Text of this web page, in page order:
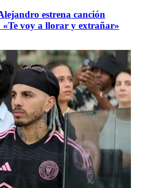
estrena canción
«Te voy a llorar y extrañar»